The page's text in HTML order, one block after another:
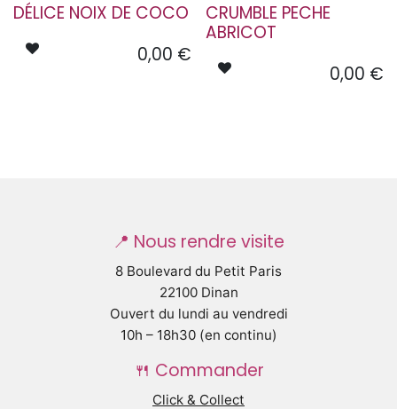
DÉLICE NOIX DE COCO
0,00 €
CRUMBLE PECHE
ABRICOT
0,00 €
📍 Nous rendre visite
8 Boulevard du Petit Paris
22100 Dinan
Ouvert du lundi au vendredi
10h – 18h30 (en continu)
🍴 Commander
Click & Collect